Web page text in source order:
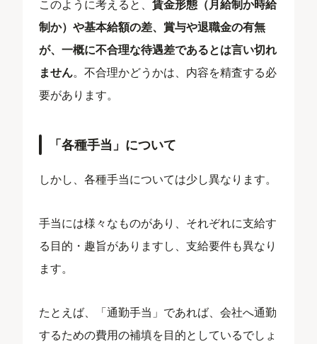
このように考えると、賃金形態（月給制か時給
制か）や基本給額の差、賞与や退職金の有無
が、一概に不合理な待遇差であるとは言い切れ
ません。不合理かどうかは、内容を精査する必
要があります。
「各種手当」について
しかし、各種手当については少し異なります。
手当には様々なものがあり、それぞれに支給す
る目的・趣旨がありますし、支給要件も異なり
ます。
たとえば、「通勤手当」であれば、会社へ通勤
するための費用の補填を目的としているでしょ